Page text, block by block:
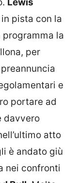
pista con la
programma la
per
e
portare ad
davvero
atto
è andato giù
nei confronti